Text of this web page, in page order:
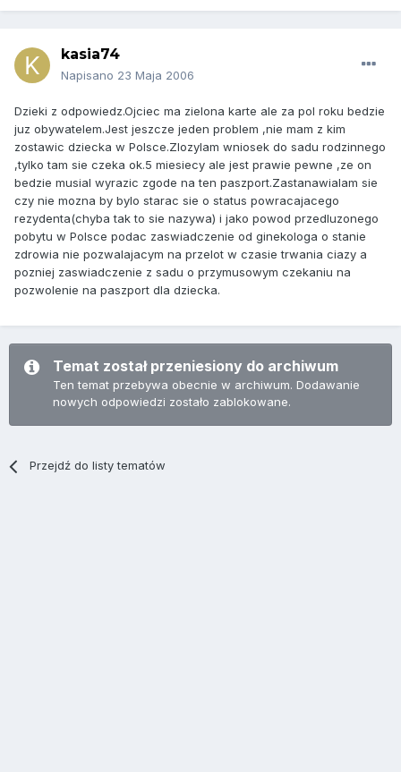
kasia74
Napisano 23 Maja 2006
Dzieki z odpowiedz.Ojciec ma zielona karte ale za pol roku bedzie
juz obywatelem.Jest jeszcze jeden problem ,nie mam z kim
zostawic dziecka w Polsce.Zlozylam wniosek do sadu rodzinnego
,tylko tam sie czeka ok.5 miesiecy ale jest prawie pewne ,ze on
bedzie musial wyrazic zgode na ten paszport.Zastanawialam sie
czy nie mozna by bylo starac sie o status powracajacego
rezydenta(chyba tak to sie nazywa) i jako powod przedluzonego
pobytu w Polsce podac zaswiadczenie od ginekologa o stanie
zdrowia nie pozwalajacym na przelot w czasie trwania ciazy a
pozniej zaswiadczenie z sadu o przymusowym czekaniu na
pozwolenie na paszport dla dziecka.
Temat został przeniesiony do archiwum
Ten temat przebywa obecnie w archiwum. Dodawanie
nowych odpowiedzi zostało zablokowane.
Przejdź do listy tematów